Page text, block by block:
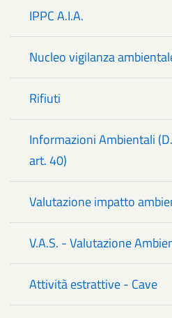
IPPC A.I.A.
Nucleo vigilanza
Rifiuti
Informazioni Ambientali
art. 40)
Valutazione impatto
V.A.S. - Valutazione
Attività estrattive - Cave